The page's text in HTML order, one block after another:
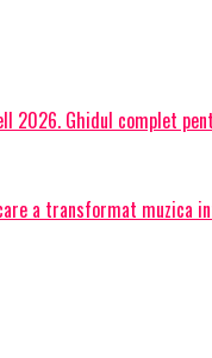
2026. Ghidul complet
a transformat